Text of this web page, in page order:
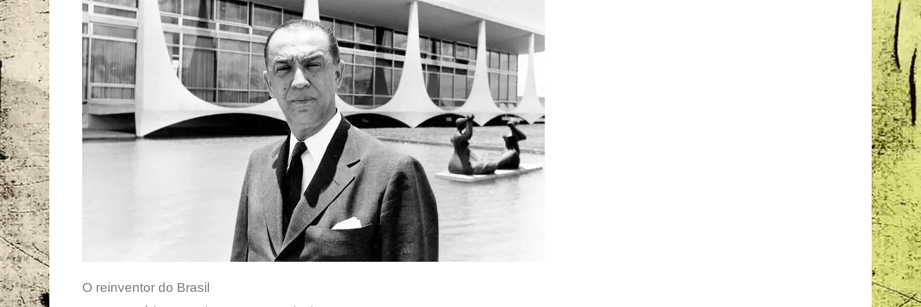
O reinventor do Brasil
Brasil